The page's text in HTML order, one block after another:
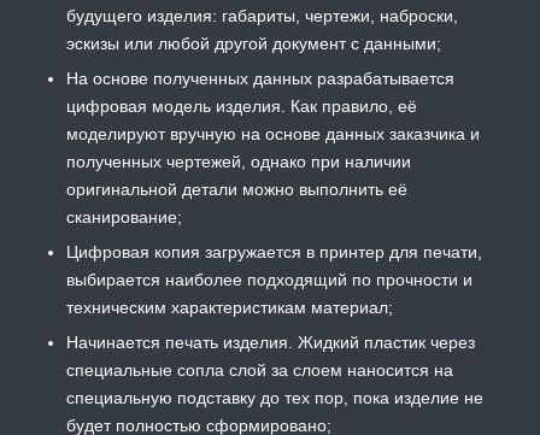
будущего изделия: габариты, чертежи, наброски,
эскизы или любой другой документ с данными;
На основе полученных данных разрабатывается
цифровая модель изделия. Как правило, её
моделируют вручную на основе данных заказчика и
полученных чертежей, однако при наличии
оригинальной детали можно выполнить её
сканирование;
Цифровая копия загружается в принтер для печати,
выбирается наиболее подходящий по прочности и
техническим характеристикам материал;
Начинается печать изделия. Жидкий пластик через
специальные сопла слой за слоем наносится на
специальную подставку до тех пор, пока изделие не
будет полностью сформировано;